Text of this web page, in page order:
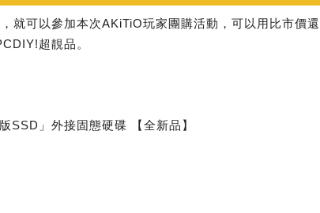
就可以參加本次AKiTiO玩家團購活動，可以用比市價還
超靚品。
」外接固態硬碟 【全新品】